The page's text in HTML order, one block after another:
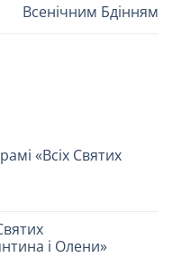
Всенічним Бдінням
«Всіх Святих
і Олени»